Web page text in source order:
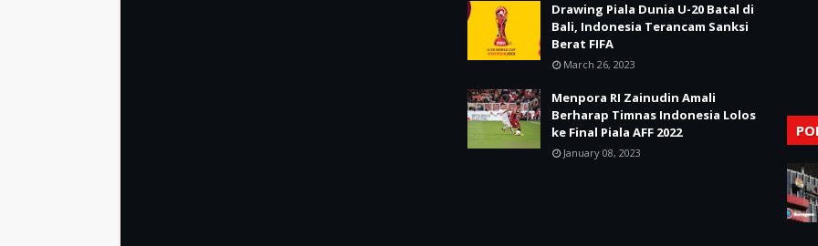
Drawing Piala Dunia U-20 Batal di
Bali, Indonesia Terancam Sanksi
Berat FIFA
March 26, 2023
Menpora RI Zainudin Amali
Berharap Timnas Indonesia Lolos
ke Final Piala AFF 2022
January 08, 2023